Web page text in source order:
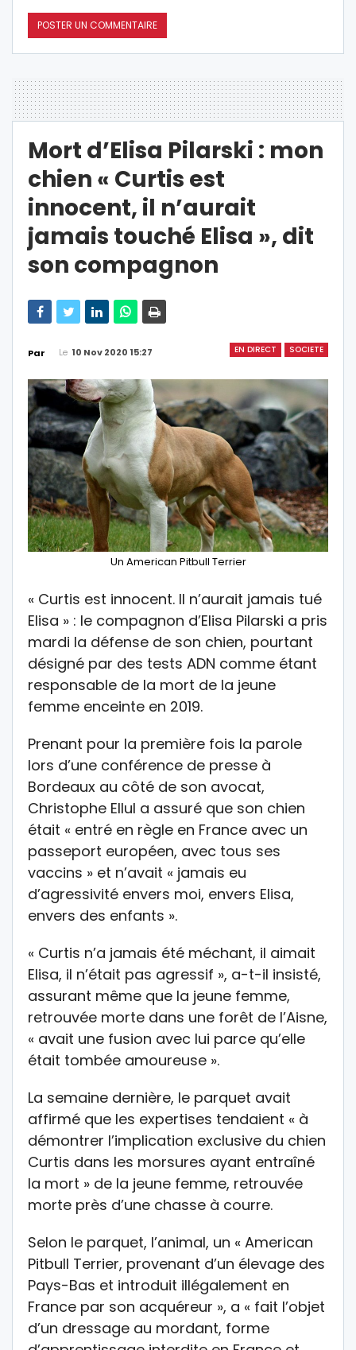
Mort d’Elisa Pilarski : mon
chien « Curtis est
innocent, il n’aurait
jamais touché Elisa », dit
son compagnon
EN DIRECT SOCIETE
Par Le 10 Nov 2020 15:27
Un American Pitbull Terrier
« Curtis est innocent. Il n’aurait jamais tué
Elisa » : le compagnon d’Elisa Pilarski a pris
mardi la défense de son chien, pourtant
désigné par des tests ADN comme étant
responsable de la mort de la jeune
femme enceinte en 2019.
Prenant pour la première fois la parole
lors d’une conférence de presse à
Bordeaux au côté de son avocat,
Christophe Ellul a assuré que son chien
était « entré en règle en France avec un
passeport européen, avec tous ses
vaccins » et n’avait « jamais eu
d’agressivité envers moi, envers Elisa,
envers des enfants ».
« Curtis n’a jamais été méchant, il aimait
Elisa, il n’était pas agressif », a-t-il insisté,
assurant même que la jeune femme,
retrouvée morte dans une forêt de l’Aisne,
« avait une fusion avec lui parce qu’elle
était tombée amoureuse ».
La semaine dernière, le parquet avait
affirmé que les expertises tendaient « à
démontrer l’implication exclusive du chien
Curtis dans les morsures ayant entraîné
la mort » de la jeune femme, retrouvée
morte près d’une chasse à courre.
Selon le parquet, l’animal, un « American
Pitbull Terrier, provenant d’un élevage des
Pays-Bas et introduit illégalement en
France par son acquéreur », a « fait l’objet
d’un dressage au mordant, forme